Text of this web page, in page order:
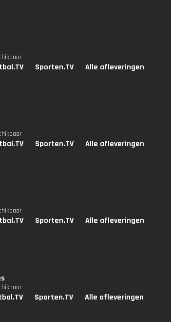
Sporten.TV Alle afleveringen
Sporten.TV Alle afleveringen
Sporten.TV Alle afleveringen
Sporten.TV Alle afleveringen